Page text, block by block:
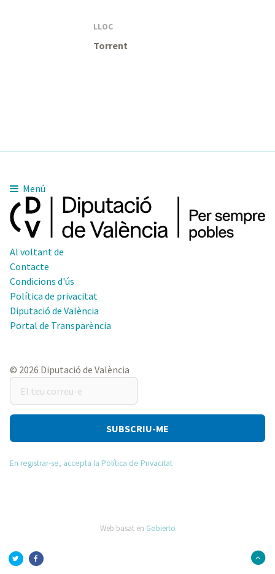
LLOC
Torrent
Menú
Al voltant de
Contacte
Condicions d'ús
Política de privacitat
Diputació de València
Portal de Transparència
© 2026 Diputació de València
teu
correu-
En registrar-se, accepta la Política de Privacitat
Web basat en Gobierto